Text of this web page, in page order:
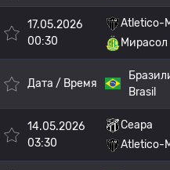
17.05.2026
00:30
Atletico-
Мирасол
Дата / Время
Brasil
14.05.2026
03:30
Сеара
Atletico-